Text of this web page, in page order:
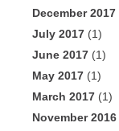
December 2017
July 2017 (1)
June 2017 (1)
May 2017 (1)
March 2017 (1)
November 2016